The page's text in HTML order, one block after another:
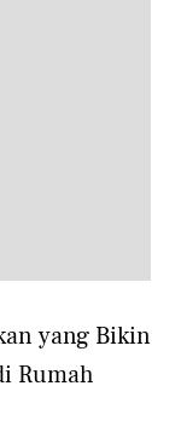
yang Bikin
Rumah